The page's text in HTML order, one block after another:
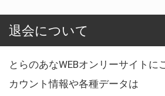
退会について
とらのあなWEBオンリーサイトに
カウント情報や各種データは